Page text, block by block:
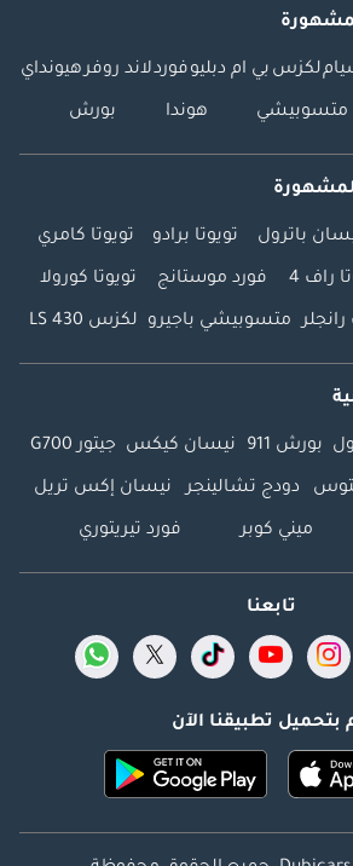
لكزس بي ام دبليوفوردلاند روفرهيونداي
متسوبيشي هوندا بورش
باترول تويوتا برادو تويوتا كامري
راف 4 فورد موستانج تويوتا كورولا
متسوبيشي باجيرو لكزس LS 430
بورش 911 نيسان كيكس جيتور G700
دودج تشالينجر نيسان إكس تريل
ميني كوبر فورد تيريتوري
تابعنا
بتحميل تطبيقنا الآن